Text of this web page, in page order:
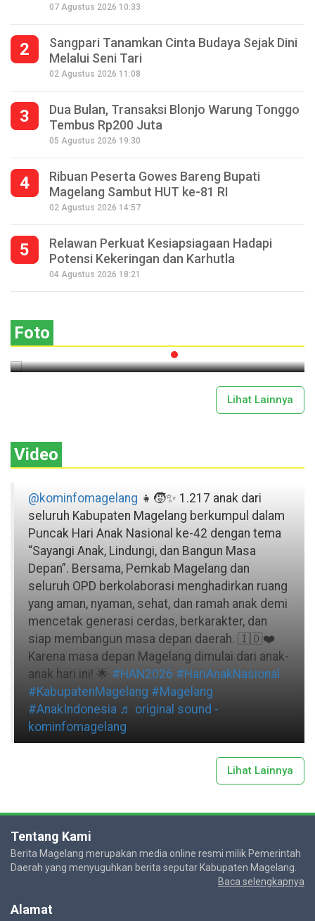
07 Agustus 2026 10:33
2
Sangpari Tanamkan Cinta Budaya Sejak Dini
Melalui Seni Tari
02 Agustus 2026 11:08
3
Dua Bulan, Transaksi Blonjo Warung Tonggo
Tembus Rp200 Juta
05 Agustus 2026 19:30
4
Ribuan Peserta Gowes Bareng Bupati
Magelang Sambut HUT ke-81 RI
02 Agustus 2026 14:57
5
Relawan Perkuat Kesiapsiagaan Hadapi
Potensi Kekeringan dan Karhutla
04 Agustus 2026 18:21
Foto
Seperempat Abad Perhelatan Festival
Lima Gunung XXV Kobarkan Semangat
Lihat Lainnya
Video
@kominfomagelang 👧🧒✨ 1.217 anak dari
seluruh Kabupaten Magelang berkumpul dalam
Puncak Hari Anak Nasional ke-42 dengan tema
“Sayangi Anak, Lindungi, dan Bangun Masa
Depan”. Bersama, Pemkab Magelang dan
seluruh OPD berkolaborasi menghadirkan ruang
yang aman, nyaman, sehat, dan ramah anak demi
mencetak generasi cerdas, berkarakter, dan
siap membangun masa depan daerah. 🇮🇩❤️
Karena masa depan Magelang dimulai dari anak-
anak hari ini! 🌟 #HAN2026 #HariAnakNasional
#KabupatenMagelang #Magelang
#AnakIndonesia ♬ original sound -
kominfomagelang
Lihat Lainnya
Tentang Kami
Berita Magelang merupakan media online resmi milik Pemerintah
Daerah yang menyuguhkan berita seputar Kabupaten Magelang.
Baca selengkapnya
Alamat